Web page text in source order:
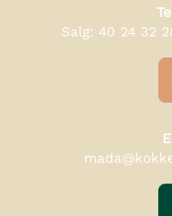
Salg: 40 24 32